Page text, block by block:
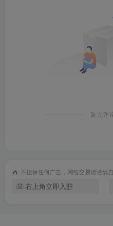
暂无评
不担保任何广告，网络交易请谨慎
右上角立即入驻